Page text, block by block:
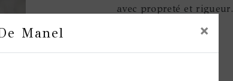
Manel ×
avec propreté et rigueur.